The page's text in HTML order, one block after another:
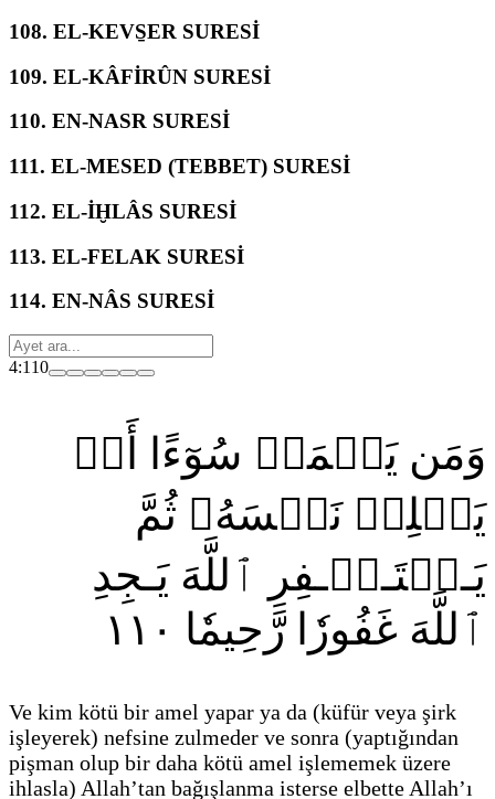
108. EL-KEVS̱ER SURESİ
109. EL-KÂFİRÛN SURESİ
110. EN-NASR SURESİ
111. EL-MESED (TEBBET) SURESİ
112. EL-İḪLÂS SURESİ
113. EL-FELAK SURESİ
114. EN-NÂS SURESİ
4:110
وَمَن يَعۡمَلۡ سُوٓءًا أَوۡ
يَظۡلِمۡ نَفۡسَهُۥ ثُمَّ
يَـسۡتَـغۡـفِرِ ٱللَّهَ يَـجِدِ
ٱللَّهَ غَفُورٗا رَّحِيمٗا ١١٠
Ve kim kötü bir amel yapar ya da (küfür veya şirk
işleyerek) nefsine zulmeder ve sonra (yaptığından
pişman olup bir daha kötü amel işlememek üzere
ihlasla) Allah’tan bağışlanma isterse elbette Allah’ı